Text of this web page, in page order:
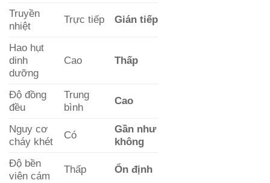
Truyền
nhiệt
Trực tiếp Gián tiếp
Hao hụt
dinh
dưỡng
Cao Thấp
Độ đồng
đều
Trung
bình
Cao
Nguy cơ
cháy khét
Có
Gần như
không
Độ bền
viên cám
Thấp Ổn định